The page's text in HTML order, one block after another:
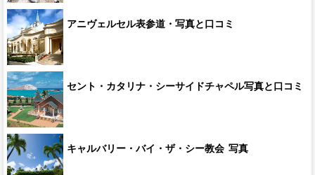
アニヴェルセル表参道・写真と口コミ
セント・カタリナ・シーサイドチャペル写真と口コミ
キャルバリー・バイ・ザ・シー教会 写真